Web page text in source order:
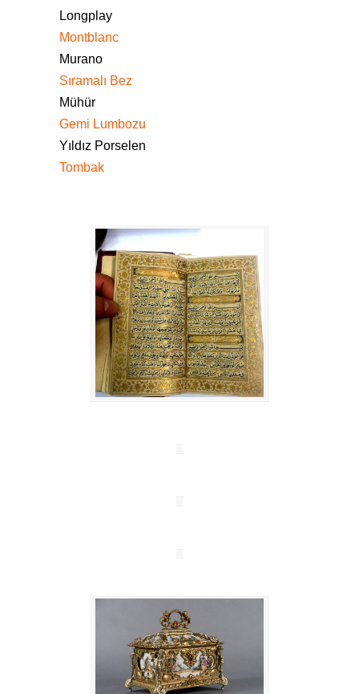
Longplay
Montblanc
Murano
Sıramalı Bez
Mühür
Gemi Lumbozu
Yıldız Porselen
Tombak